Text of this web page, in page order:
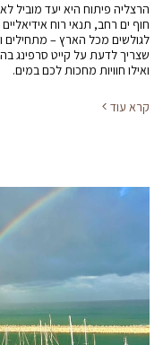
הרצליה פיתוח היא יעד מוביל
חוף ים רחב, תנאי רוח אידיאליים
לגולשים מכל הארץ – מתחילים
שצריך לדעת על קייט סרפינג
ואילו חוויות מחכות לכם במים.
קרא עוד